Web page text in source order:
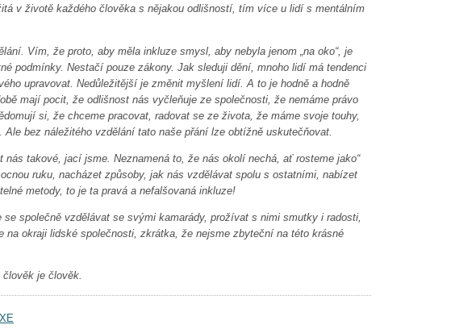
v životě každého člověka s nějakou odlišností, tím více u lidí s mentálním
Vím, že proto, aby měla inkluze smysl, aby nebyla jenom „na oko“, je
podmínky. Nestačí pouze zákony. Jak sleduji dění, mnoho lidí má tendenci
upravovat. Nedůležitější je změnit myšlení lidí. A to je hodně a hodně
mají pocit, že odlišnost nás vyčleňuje ze společnosti, že nemáme právo
si, že chceme pracovat, radovat se ze života, že máme svoje touhy,
bez náležitého vzdělání tato naše přání lze obtížně uskutečňovat.
nás takové, jací jsme. Neznamená to, že nás okolí nechá, ať rosteme jako“
ruku, nacházet způsoby, jak nás vzdělávat spolu s ostatními, nabízet
metody, to je ta pravá a nefalšovaná inkluze!
společně vzdělávat se svými kamarády, prožívat s nimi smutky i radosti,
na okraji lidské společnosti, zkrátka, že nejsme zbyteční na této krásné
je člověk.